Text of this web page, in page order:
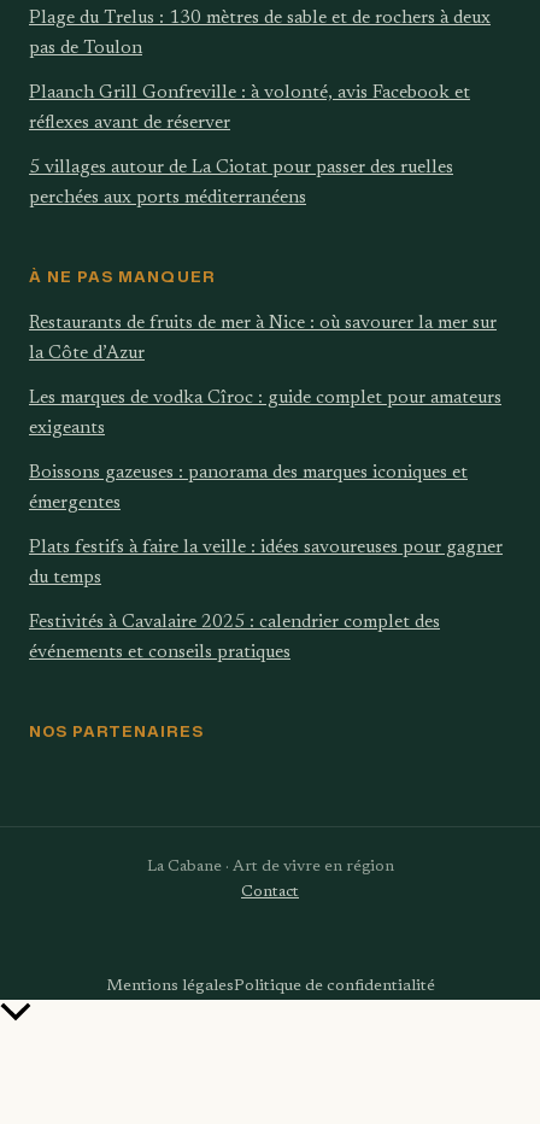
Plage du Trelus : 130 mètres de sable et de rochers à deux
pas de Toulon
Plaanch Grill Gonfreville : à volonté, avis Facebook et
réflexes avant de réserver
5 villages autour de La Ciotat pour passer des ruelles
perchées aux ports méditerranéens
À NE PAS MANQUER
Restaurants de fruits de mer à Nice : où savourer la mer sur
la Côte d’Azur
Les marques de vodka Cîroc : guide complet pour amateurs
exigeants
Boissons gazeuses : panorama des marques iconiques et
émergentes
Plats festifs à faire la veille : idées savoureuses pour gagner
du temps
Festivités à Cavalaire 2025 : calendrier complet des
événements et conseils pratiques
NOS PARTENAIRES
La Cabane · Art de vivre en région
Contact
Mentions légalesPolitique de confidentialité